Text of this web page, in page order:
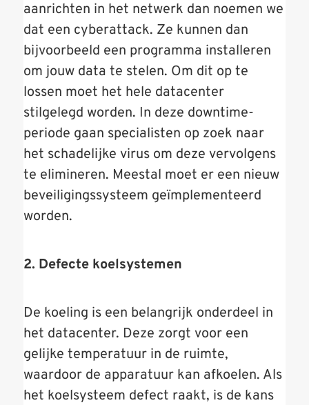
aanrichten in het netwerk dan noemen we
dat een cyberattack. Ze kunnen dan
bijvoorbeeld een programma installeren
om jouw data te stelen. Om dit op te
lossen moet het hele datacenter
stilgelegd worden. In deze downtime-
periode gaan specialisten op zoek naar
het schadelijke virus om deze vervolgens
te elimineren. Meestal moet er een nieuw
beveiligingssysteem geïmplementeerd
worden.
2. Defecte koelsystemen
De koeling is een belangrijk onderdeel in
het datacenter. Deze zorgt voor een
gelijke temperatuur in de ruimte,
waardoor de apparatuur kan afkoelen. Als
het koelsysteem defect raakt, is de kans